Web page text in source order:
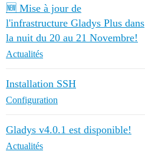
🆕 Mise à jour de
l'infrastructure Gladys Plus dans
la nuit du 20 au 21 Novembre!
Actualités
Installation SSH
Configuration
Gladys v4.0.1 est disponible!
Actualités